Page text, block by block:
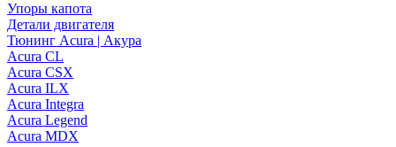
Упоры капота
Детали двигателя
Тюнинг Acura | Акура
Acura CL
Acura CSX
Acura ILX
Acura Integra
Acura Legend
Acura MDX